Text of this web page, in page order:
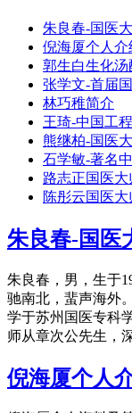
朱良春-国医
倪海厦个人介
郭生白生化汤
张学文-首届
林巧稚简介
王琦-中国工
熊继柏-国医
石学敏-著名
路志正国医大
陈彤云国医大
朱良春-国医
朱良春，男，生于
驰南北，蜚声海外
学于苏州国医专科
师从章次公先生，
倪海厦个人